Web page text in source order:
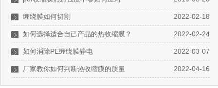
2022-02-18
缠绕膜如何切割
2022-02-24
如何选择适合自己产品的热收缩膜？
2022-03-07
如何消除PE缠绕膜静电
2022-04-16
厂家教你如何判断热收缩膜的质量